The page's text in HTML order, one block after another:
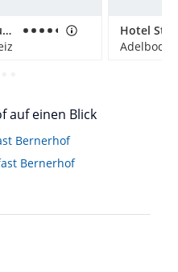
Parkhotel Bellevue & Spa
Hotel
auf einen Blick
Bernerhof
Bernerhof